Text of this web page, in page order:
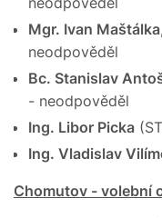
Mgr. Ivan
neodpověděl
Bc. Stanislav
- neodpověděl
Ing. Libor Picka
Ing. Vladislav
Chomutov - volební